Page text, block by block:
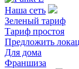
Наша сеть
Зеленый тариф
Тариф простоя
Предложить
Для дома
Франшиза